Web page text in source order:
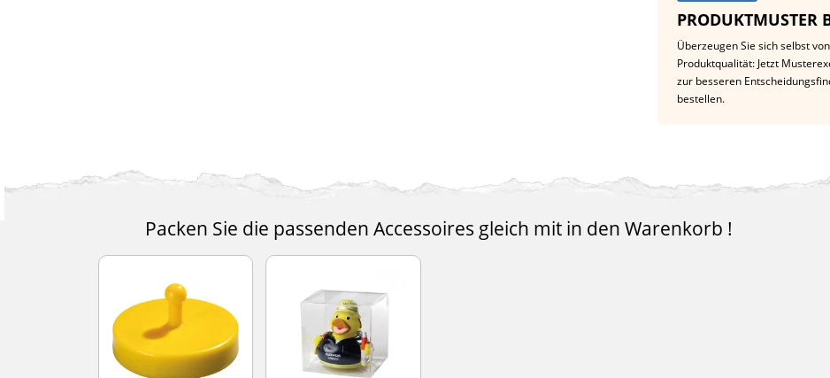
PRODUKTMUSTER
Überzeugen Sie sich selbst
Produktqualität: Jetzt
zur besseren
bestellen.
Packen Sie die passenden Accessoires gleich mit in den Warenkorb !